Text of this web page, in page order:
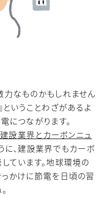
なものかもしれません
ということわざがあるよ
につながります。
建設業界とカーボンニュ
に、建設業界でもカーボ
ています。地球環境の
かけに節電を日頃の習